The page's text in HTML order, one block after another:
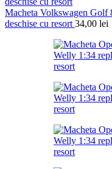
Macheta Volkswagen Golf
deschise cu resort 34,00 lei